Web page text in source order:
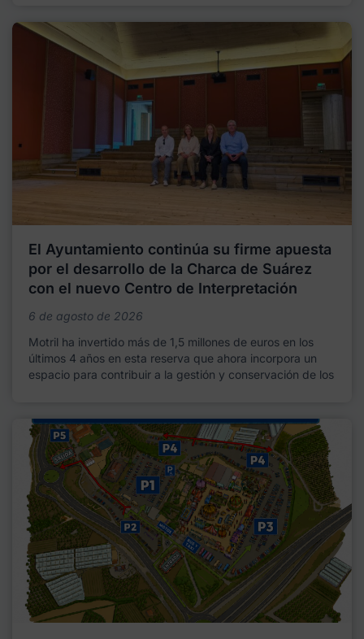
El Ayuntamiento continúa su firme apuesta
por el desarrollo de la Charca de Suárez
con el nuevo Centro de Interpretación
6 de agosto de 2026
Motril ha invertido más de 1,5 millones de euros en los
últimos 4 años en esta reserva que ahora incorpora un
espacio para contribuir a la gestión y conservación de los